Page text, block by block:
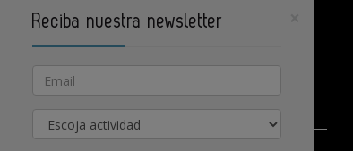
Reciba nuestra newsletter
Email
Actividad